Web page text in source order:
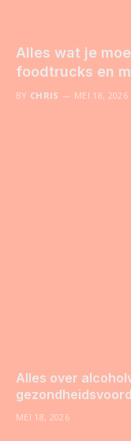
Alles wat je
foodtrucks en
BY CHRIS MEI 18, 2026
Alles over
MEI 18, 2026